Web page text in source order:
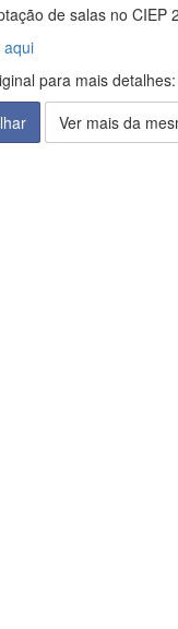
de salas no CIEP
aqui
para mais detalhes:
Ver mais da